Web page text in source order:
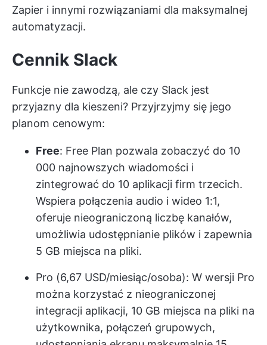
Zapier i innymi rozwiązaniami dla maksymalnej
automatyzacji.
Cennik Slack
Funkcje nie zawodzą, ale czy Slack jest
przyjazny dla kieszeni? Przyjrzyjmy się jego
planom cenowym:
Free: Free Plan pozwala zobaczyć do 10
000 najnowszych wiadomości i
zintegrować do 10 aplikacji firm trzecich.
Wspiera połączenia audio i wideo 1:1,
oferuje nieograniczoną liczbę kanałów,
umożliwia udostępnianie plików i zapewnia
5 GB miejsca na pliki.
Pro (6,67 USD/miesiąc/osoba): W wersji Pro
można korzystać z nieograniczonej
integracji aplikacji, 10 GB miejsca na pliki na
użytkownika, połączeń grupowych,